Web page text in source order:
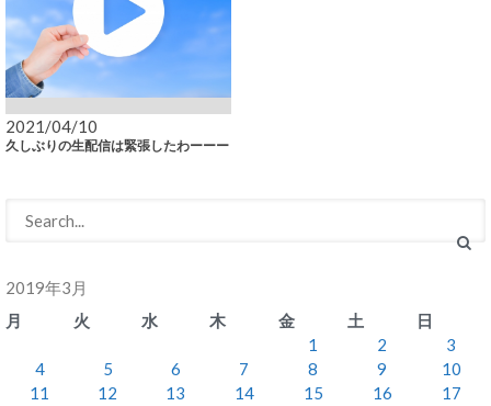
2021/04/10
久しぶりの生配信は緊張したわーーー
2019年3月
月
火 水 木 金 土
日
1
2
3
4
5 6 7 8 9
10
11
12 13 14 15 16
17